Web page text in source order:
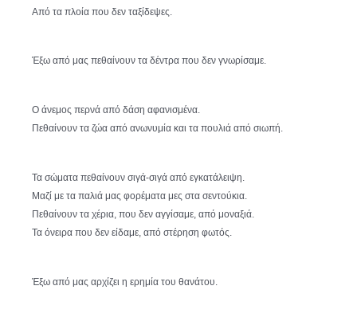
Από τα πλοία που δεν ταξίδεψες.
Έξω από μας πεθαίνουν τα δέντρα που δεν γνωρίσαμε.
Ο άνεμος περνά από δάση αφανισμένα.
Πεθαίνουν τα ζώα από ανωνυμία και τα πουλιά από σιωπή.
Τα σώματα πεθαίνουν σιγά-σιγά από εγκατάλειψη.
Μαζί με τα παλιά μας φορέματα μες στα σεντούκια.
Πεθαίνουν τα χέρια, που δεν αγγίσαμε, από μοναξιά.
Τα όνειρα που δεν είδαμε, από στέρηση φωτός.
Έξω από μας αρχίζει η ερημία του θανάτου.